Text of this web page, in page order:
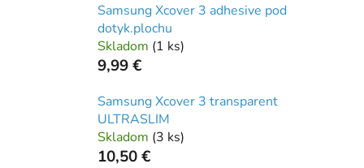
Samsung Xcover 3 adhesive pod
dotyk.plochu
Skladom (1 ks)
9,99 €
Samsung Xcover 3 transparent
ULTRASLIM
Skladom (3 ks)
10,50 €